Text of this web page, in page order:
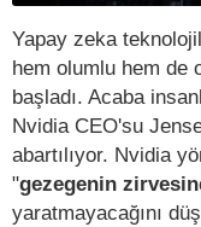
Yapay zeka
hem olumlu hem de
başladı. Acaba
Nvidia CEO'su
abartılıyor. Nvidia
"gezegenin
yaratmayacağını